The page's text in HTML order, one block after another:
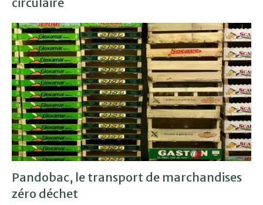
Pandobac, le transport de marchandises
zéro déchet